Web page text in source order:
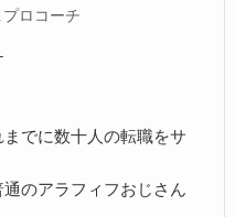
ロコーチ
でに数十人の転職をサ
のアラフィフおじさん